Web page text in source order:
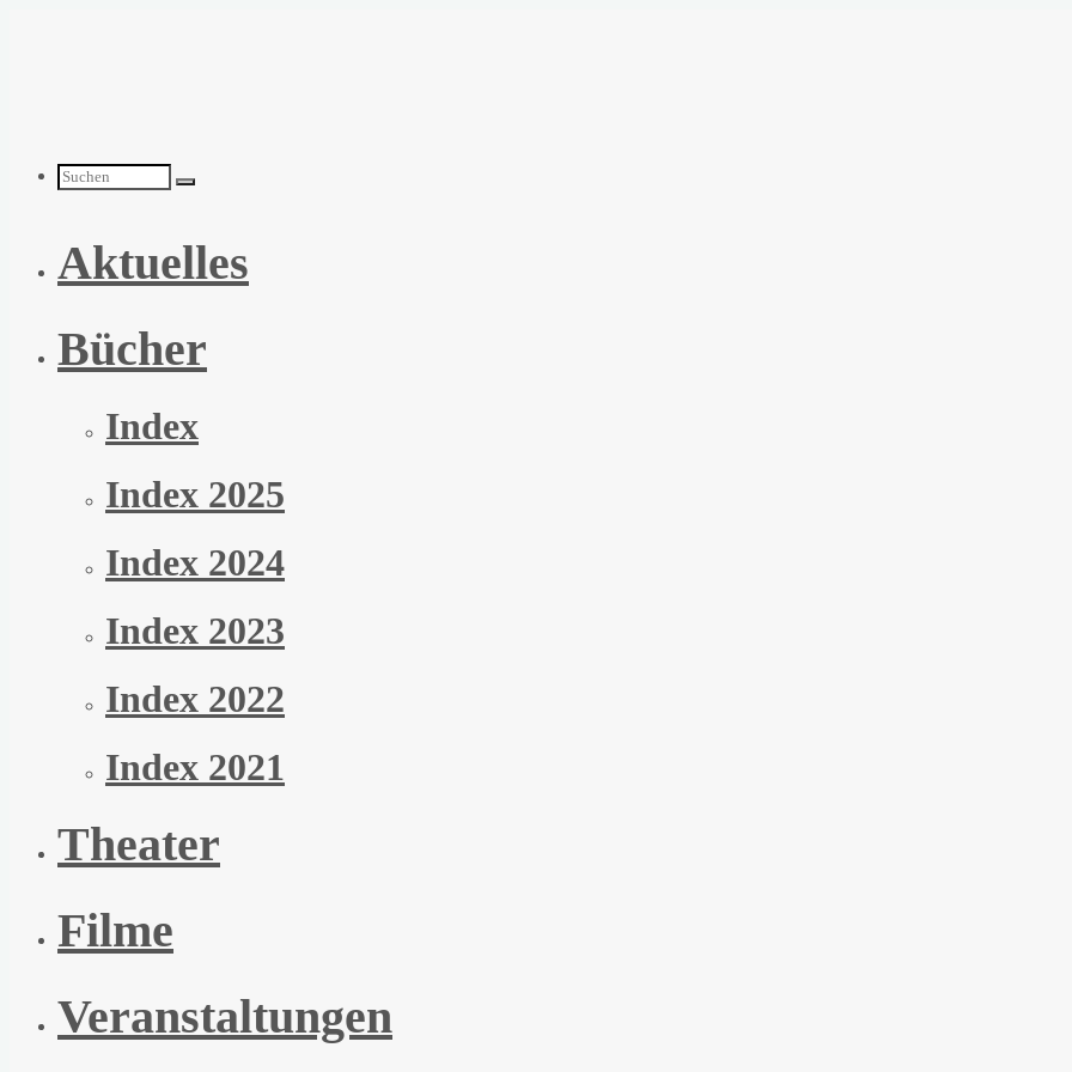
Suchen
nach:
Aktuelles
Bücher
Index
Index 2025
Index 2024
Index 2023
Index 2022
Index 2021
Theater
Filme
Veranstaltungen